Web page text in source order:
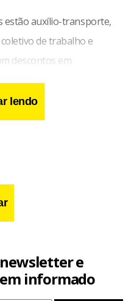
estão auxílio-transporte,
de trabalho e
descontos em
semestral e folga no
lendo
e
informado